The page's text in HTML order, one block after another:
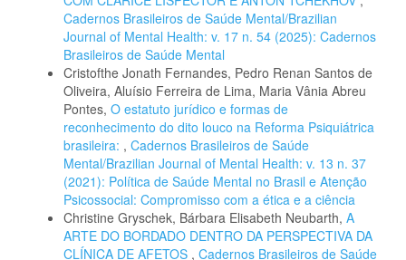
Cadernos Brasileiros de Saúde Mental/Brazilian
Journal of Mental Health: v. 17 n. 54 (2025): Cadernos
Brasileiros de Saúde Mental
Cristofthe Jonath Fernandes, Pedro Renan Santos de
Oliveira, Aluísio Ferreira de Lima, Maria Vânia Abreu
Pontes, O estatuto jurídico e formas de
reconhecimento do dito louco na Reforma Psiquiátrica
brasileira: , Cadernos Brasileiros de Saúde
Mental/Brazilian Journal of Mental Health: v. 13 n. 37
(2021): Política de Saúde Mental no Brasil e Atenção
Psicossocial: Compromisso com a ética e a ciência
Christine Gryschek, Bárbara Elisabeth Neubarth, A
ARTE DO BORDADO DENTRO DA PERSPECTIVA DA
CLÍNICA DE AFETOS , Cadernos Brasileiros de Saúde